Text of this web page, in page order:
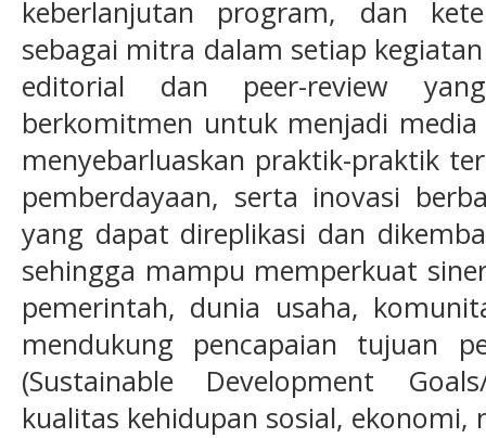
keberlanjutan program, dan
sebagai mitra dalam setiap
editorial dan peer-review yang
berkomitmen untuk menjadi
menyebarluaskan praktik-praktik
pemberdayaan, serta inovasi
yang dapat direplikasi dan
sehingga mampu memperkuat
pemerintah, dunia usaha,
mendukung pencapaian tujuan
(Sustainable Development
kualitas kehidupan sosial, ekonomi,